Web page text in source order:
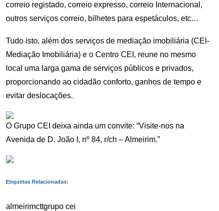
correio registado, correio expresso, correio Internacional,
outros serviços correio, bilhetes para espetáculos, etc…
Tudo isto, além dos serviços de mediação imobiliária (CEI-
Mediação Imobiliária) e o Centro CEI, reune no mesmo
local uma larga gama de serviços públicos e privados,
proporcionando ao cidadão conforto, ganhos de tempo e
evitar deslocações.
O Grupo CEI deixa ainda um convite: “Visite-nos na
Avenida de D. João I, nº 84, r/ch – Almeirim.”
Etiquetas Relacionadas:
almeirimcttgrupo cei